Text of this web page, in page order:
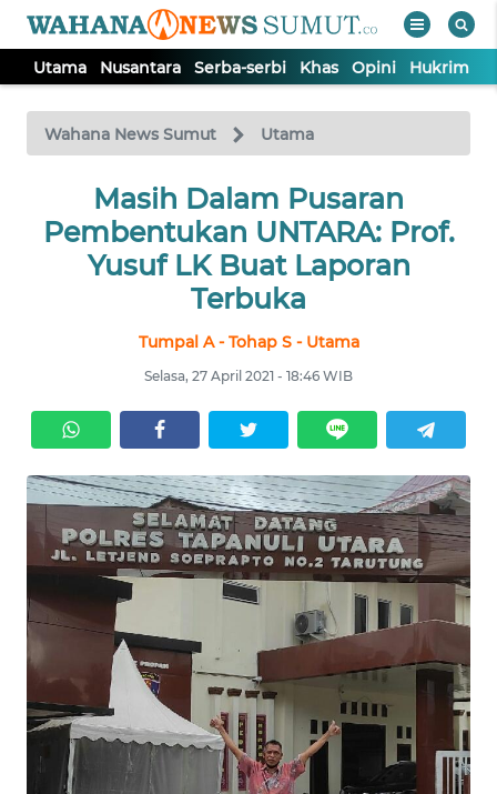
Utama Nusantara Serba-serbi Khas Opini Hukrim
Wahana News Sumut Utama
Masih Dalam Pusaran
Pembentukan UNTARA: Prof.
Yusuf LK Buat Laporan
Terbuka
Tumpal A - Tohap S - Utama
Selasa, 27 April 2021 - 18:46 WIB
TV
Tutup
NUSANTARA
KHAS
HUKRIM
PERISTIWA
INDEKS
BERITA
KONTAK